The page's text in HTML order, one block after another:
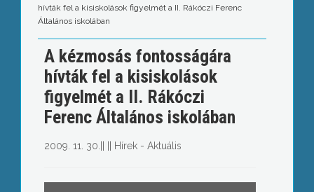
hívták fel a kisiskolások figyelmét a II. Rákóczi Ferenc
Általános iskolában
A kézmosás fontosságára
hívták fel a kisiskolások
figyelmét a II. Rákóczi
Ferenc Általános iskolában
2009. 11. 30. Hírek - Aktuális